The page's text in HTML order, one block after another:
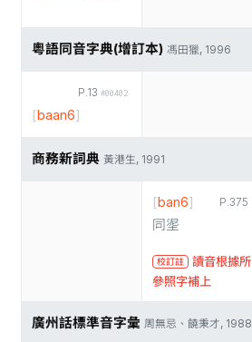
粵語同音字典(增訂本) 馮田獵, 1996
P.13 #00402
[baan6]
商務新詞典 黃港生, 1991
P.375
[ban6]
同埿
校訂註
讀音根據所
參照字補上
廣州話標準音字彙 周無忌、饒秉才, 1988